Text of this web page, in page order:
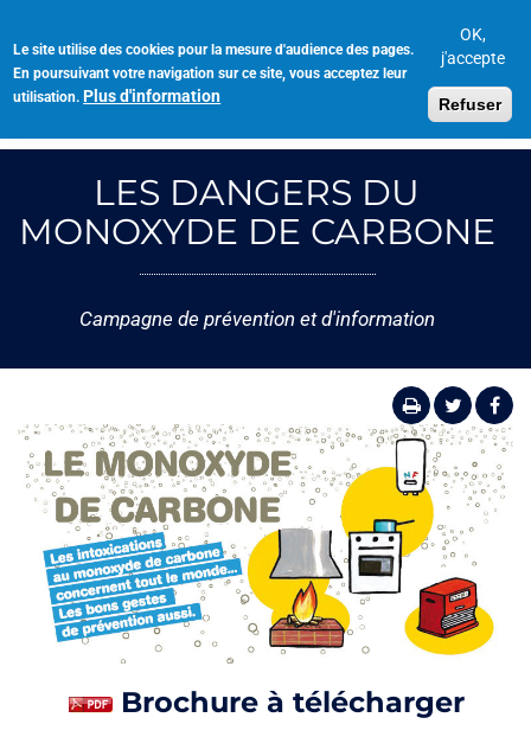
Le site utilise des cookies pour la mesure d'audience des pages.
En poursuivant votre navigation sur ce site, vous acceptez leur
utilisation. Plus d'information
OK,
j'accepte
Refuser
contenu
principal
LES DANGERS DU
MONOXYDE DE CARBONE
Campagne de prévention et d'information
Brochure à télécharger